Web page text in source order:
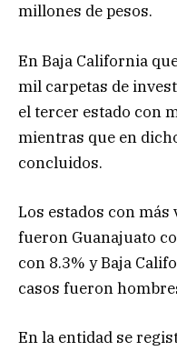
millones de pesos.
En Baja California
mil carpetas de
el tercer estado con
mientras que en
concluidos.
Los estados con
fueron Guanajuato
con 8.3% y Baja
casos fueron
En la entidad se